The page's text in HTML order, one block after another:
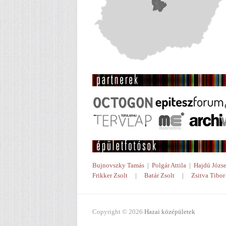
Bujnovszky Tamás | Polgár Attila | Hajdú
Frikker Zsolt | Batár Zsolt | Zsitva Tibor
Copyright © 2026 Hazai középületek